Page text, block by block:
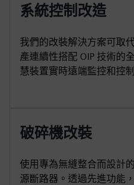
系統控制改造
我們的改裝解決方案可取
產連續性搭配 OIP 技術的
慧裝置實時遠端監控和控
破碎機改裝
使用專為無縫整合而設計
源斷路器。透過先進功能